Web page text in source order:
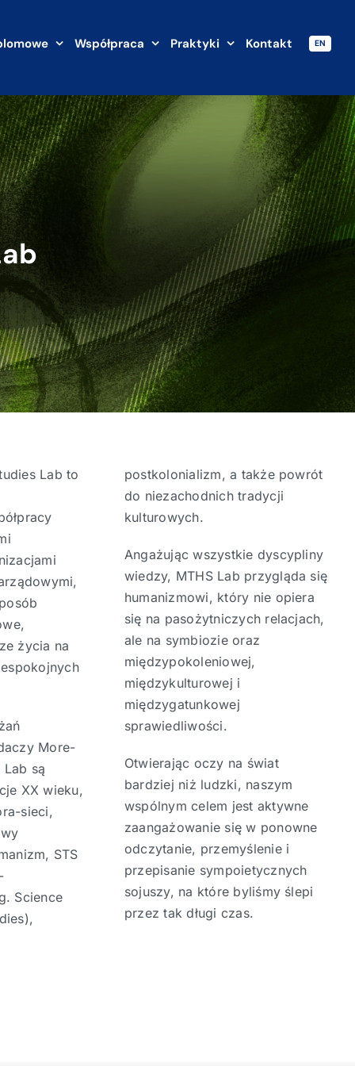
Współpraca Praktyki Kontakt EN
Lab to
życia na
More-
Lab są
XX wieku,
sieci,
STS
Science
postkolonializm, a także powrót
do niezachodnich tradycji
kulturowych.
Angażując wszystkie dyscypliny
wiedzy, MTHS Lab przygląda się
humanizmowi, który nie opiera
się na pasożytniczych relacjach,
ale na symbiozie oraz
międzypokoleniowej,
międzykulturowej i
międzygatunkowej
sprawiedliwości.
Otwierając oczy na świat
bardziej niż ludzki, naszym
wspólnym celem jest aktywne
zaangażowanie się w ponowne
odczytanie, przemyślenie i
przepisanie sympoietycznych
sojuszy, na które byliśmy ślepi
przez tak długi czas.